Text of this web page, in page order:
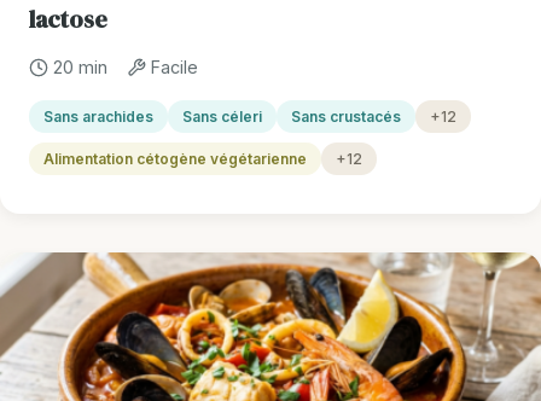
lactose
20 min Facile
Sans arachides Sans céleri Sans crustacés +12
Alimentation cétogène végétarienne +12